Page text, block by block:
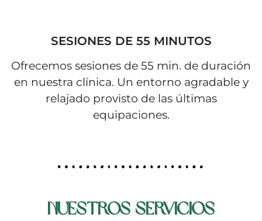
SESIONES DE 55 MINUTOS
Ofrecemos sesiones de 55 min. de duración
en nuestra clínica. Un entorno agradable y
relajado provisto de las últimas
equipaciones.
Nuestros Servicios